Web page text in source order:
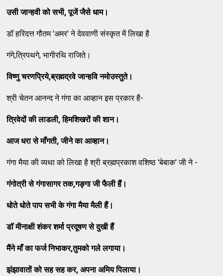
उसी जान्हवी को सभी,पूजें जैसे धाम।
डॉ हरिदत्त गौतम 'अमर' ने देववाणी संस्कृत में लिखा है
गंगे,त्रिपथगे, भागीरथि राजिते।
विष्णु चरणप्रिये,ब्रह्मद्रवे जान्हवि नमोउस्तुते।
श्री चेतन आनन्द ने गंगा का आव्हान इस प्रकार है-
त्रिवेदों की लाडली,हिमशिखरों की शान।
आज धरा से माँगती,जीने का आव्हान।
गंगा मैया की व्यथा को लिखा है श्री ब्रह्मप्रकाश वशिष्ठ 'बेबाक' जी ने -
गंगोत्री से गंगासागर तक,गङ्गा जी फैली हैं।
धोते धोते पाप सभी के गंगा मैया मैली हैं।
डॉ मीनाक्षी शंकर शर्मा प्रदूषण से दुखी हैं
मैंने माँ का फर्ज निभाकर,तुमको गले लगाया।
झंझावातों को सह सह कर,अपना अमिय पिलाया।